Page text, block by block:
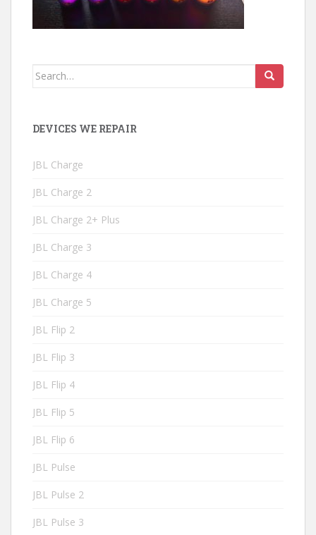
Search
DEVICES WE REPAIR
JBL Charge
JBL Charge 2
JBL Charge 2+ Plus
JBL Charge 3
JBL Charge 4
JBL Charge 5
JBL Flip 2
JBL Flip 3
JBL Flip 4
JBL Flip 5
JBL Flip 6
JBL Pulse
JBL Pulse 2
JBL Pulse 3